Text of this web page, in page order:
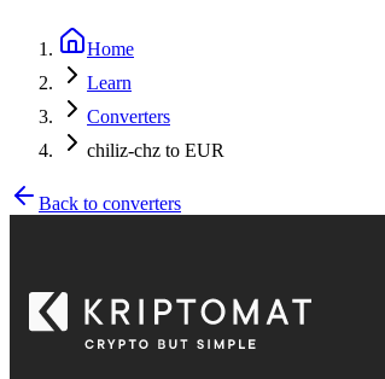
Home
Learn
Converters
chiliz-chz to EUR
Back to converters